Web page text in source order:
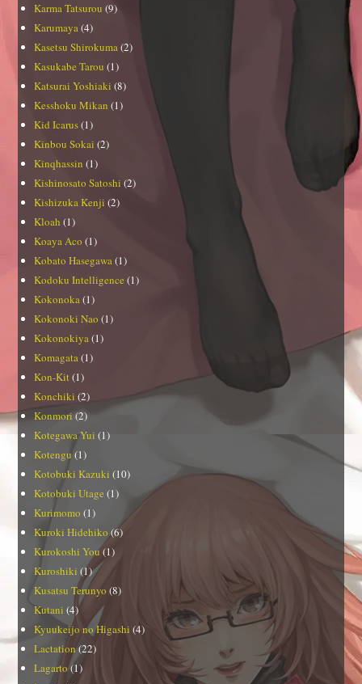
Karma Tatsurou (9)
Karumaya(4)
Kasetsu Shirokuma(2)
Kasukabe Tarou (1)
Katsurai Yoshiaki (8)
Kesshoku Mikan (1)
Kid Icarus(1)
Kinbou Sokai (2)
Kinqhassin (1)
Kishinosato Satoshi (2)
Kishizuka Kenji (2)
Kloah (1)
Koaya Aco (1)
Kobato Hasegawa(1)
Kodoku Intelligence (1)
Kokonoka(1)
Kokonoki Nao (1)
Kokonokiya(1)
Komagata(1)
Kon-Kit (1)
Konchiki (2)
Konmori(2)
Kotegawa Yui (1)
Kotengu (1)
Kotobuki Kazuki (10)
Kotobuki Utage (1)
Kurimomo (1)
Kuroki Hidehiko(6)
Kurokoshi You(1)
Kuroshiki (1)
Kusatsu Terunyo (8)
Kutani (4)
Kyuukeijo no Higashi (4)
Lactation(22)
Lagarto(1)